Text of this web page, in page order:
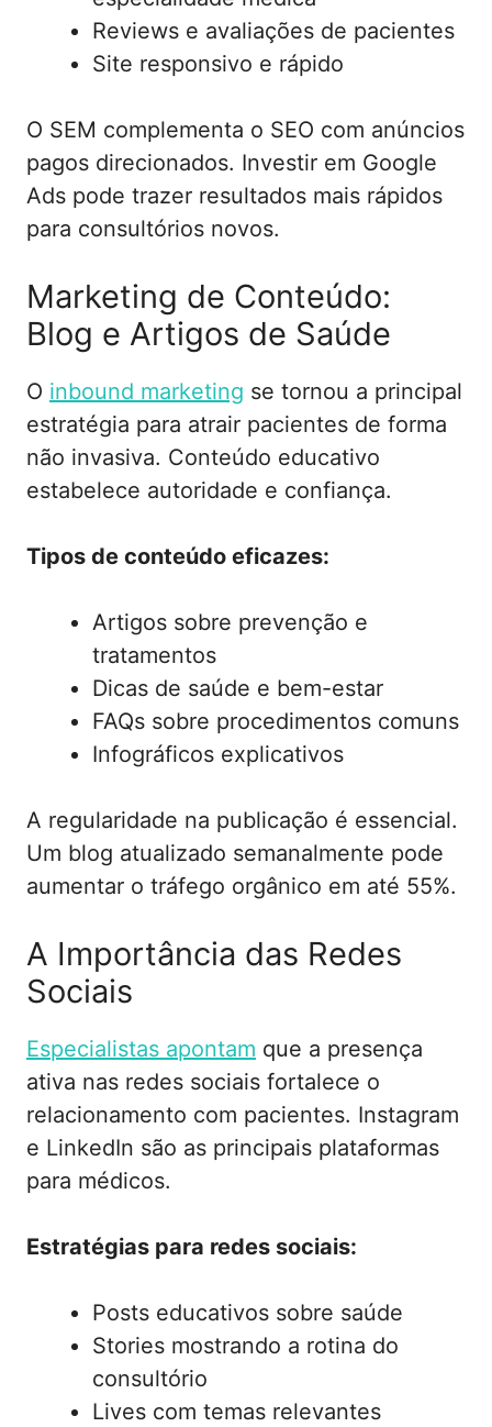
Reviews e avaliações de pacientes
Site responsivo e rápido
O SEM complementa o SEO com anúncios
pagos direcionados. Investir em Google
Ads pode trazer resultados mais rápidos
para consultórios novos.
Marketing de Conteúdo:
Blog e Artigos de Saúde
O inbound marketing se tornou a principal
estratégia para atrair pacientes de forma
não invasiva. Conteúdo educativo
estabelece autoridade e confiança.
Tipos de conteúdo eficazes:
Artigos sobre prevenção e
tratamentos
Dicas de saúde e bem-estar
FAQs sobre procedimentos comuns
Infográficos explicativos
A regularidade na publicação é essencial.
Um blog atualizado semanalmente pode
aumentar o tráfego orgânico em até 55%.
A Importância das Redes
Sociais
Especialistas apontam que a presença
ativa nas redes sociais fortalece o
relacionamento com pacientes. Instagram
e LinkedIn são as principais plataformas
para médicos.
Estratégias para redes sociais:
Posts educativos sobre saúde
Stories mostrando a rotina do
consultório
Lives com temas relevantes